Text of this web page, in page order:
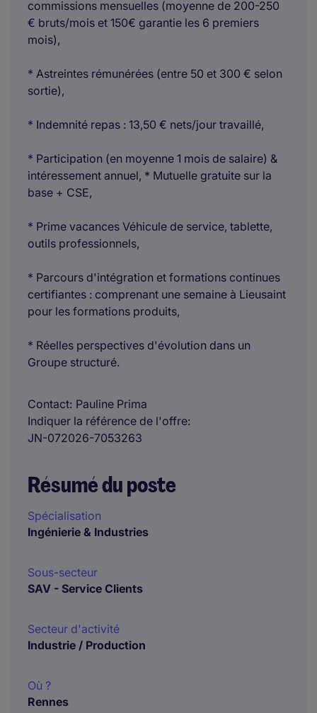
commissions mensuelles (moyenne de 200-250
€ bruts/mois et 150€ garantie les 6 premiers
mois),
* Astreintes rémunérées (entre 50 et 300 € selon
sortie),
* Indemnité repas : 13,50 € nets/jour travaillé,
* Participation (en moyenne 1 mois de salaire) &
intéressement annuel, * Mutuelle gratuite sur la
base + CSE,
* Prime vacances Véhicule de service, tablette,
outils professionnels,
* Parcours d'intégration et formations continues
certifiantes : comprenant une semaine à Lieusaint
pour les formations produits,
* Réelles perspectives d'évolution dans un
Groupe structuré.
Contact Pauline Prima
Indiquer la référence de l'offre
JN-072026-7053263
Résumé du poste
Spécialisation
Ingénierie & Industries
Sous-secteur
SAV - Service Clients
Secteur d'activité
Industrie / Production
Où ?
Rennes